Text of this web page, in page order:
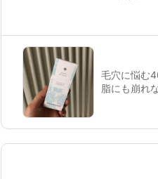
毛穴に悩む
脂にも崩れ